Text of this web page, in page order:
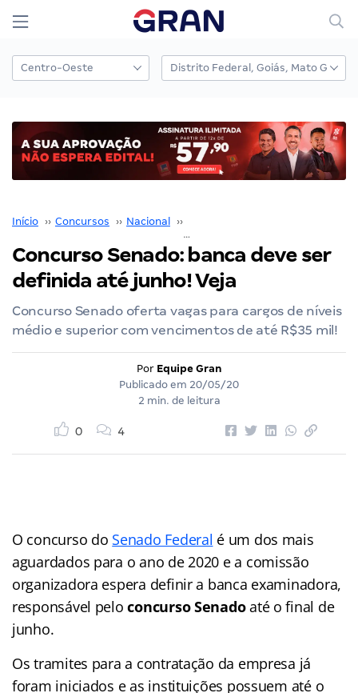
Início ›› Concursos ›› Nacional ››
Concurso Senado: banca deve ser
definida até junho! Veja
Concurso Senado oferta vagas para cargos de níveis
médio e superior com vencimentos de até R$35 mil!
Por Equipe Gran
Publicado em 20/05/20
2 min. de leitura
0 4
O concurso do Senado Federal é um dos mais
aguardados para o ano de 2020 e a comissão
organizadora espera definir a banca examinadora,
responsável peloconcurso Senadoaté o final de
junho.
Os tramites para a contratação da empresa já
foram iniciados e as instituições possuem até o